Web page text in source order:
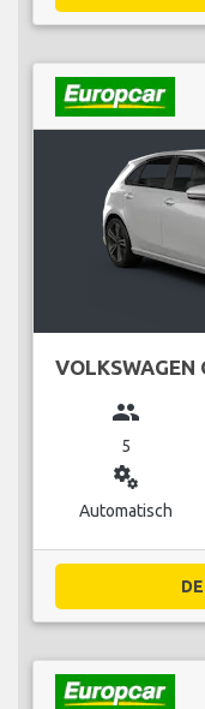
VOLKSWAGEN
group
5
miscellaneous_services
Automatisch